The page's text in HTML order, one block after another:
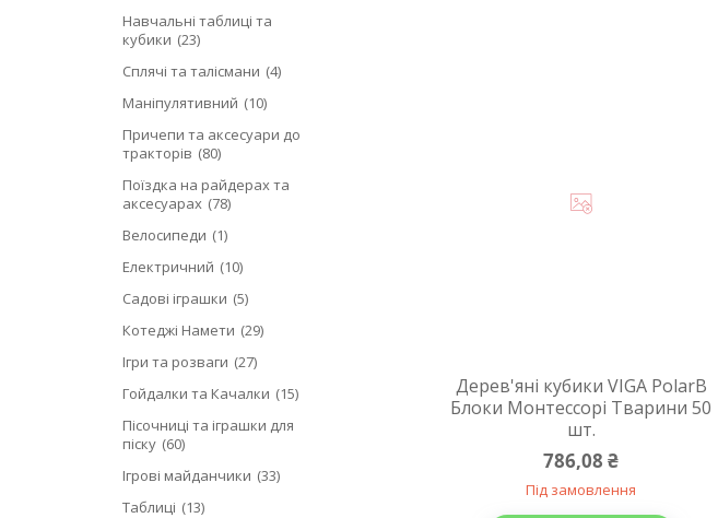
Дерев'яні кубики VIGA PolarB
Блоки Монтессорі Тварини 50
шт.
786,08 ₴
Під замовлення
Навчальні таблиці та
кубики 23
Сплячі та талісмани 4
Маніпулятивний
10
Причепи та аксесуари до
тракторів
80
Поїздка на райдерах та
аксесуарах 78
Велосипеди
1
Електричний
10
Садові іграшки 5
Котеджі Намети 29
Ігри та розваги 27
Гойдалки та Качалки
15
Пісочниці та іграшки для
піску 60
Ігрові майданчики 33
Таблиці
13